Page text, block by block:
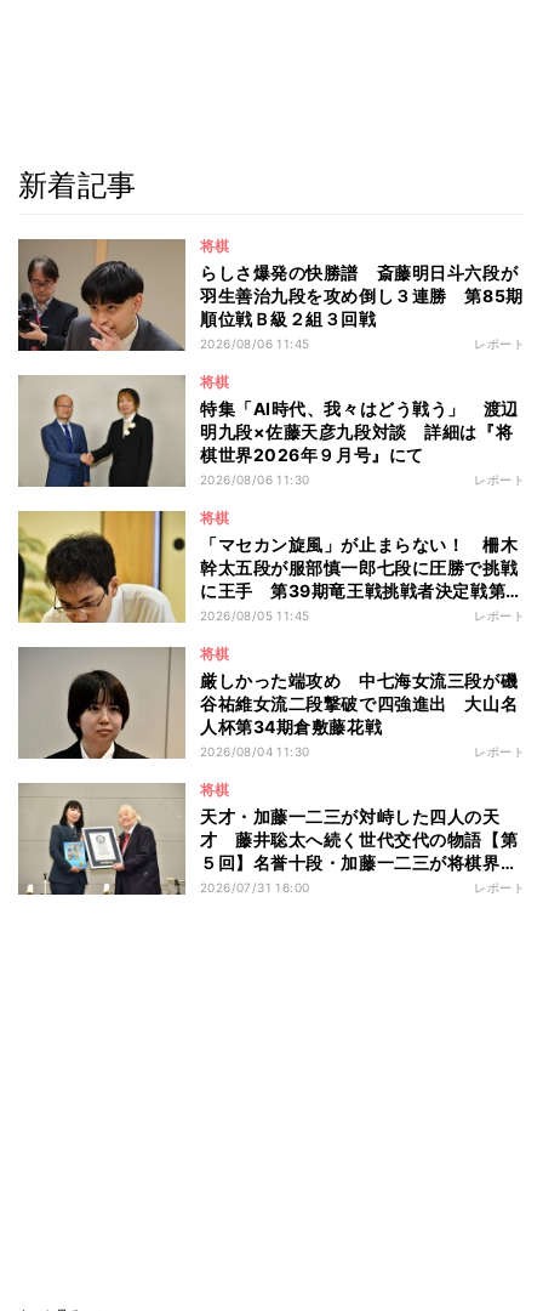
新着記事
将棋
らしさ爆発の快勝譜 斎藤明日斗六段が
羽生善治九段を攻め倒し３連勝 第85期
順位戦Ｂ級２組３回戦
2026/08/06 11:45 レポート
将棋
特集「AI時代、我々はどう戦う」 渡辺
明九段×佐藤天彦九段対談 詳細は『将
棋世界2026年９月号』にて
2026/08/06 11:30 レポート
将棋
「マセカン旋風」が止まらない！ 柵木
幹太五段が服部慎一郎七段に圧勝で挑戦
に王手 第39期竜王戦挑戦者決定戦第１
局
2026/08/05 11:45 レポート
将棋
厳しかった端攻め 中七海女流三段が磯
谷祐維女流二段撃破で四強進出 大山名
人杯第34期倉敷藤花戦
2026/08/04 11:30 レポート
将棋
天才・加藤一二三が対峙した四人の天
才 藤井聡太へ続く世代交代の物語【第
５回】名誉十段・加藤一二三が将棋界に
残したもの
2026/07/31 16:00 レポート